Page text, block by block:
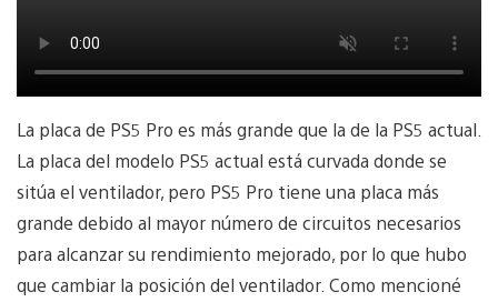
La placa de PS5 Pro es más grande que la de la PS5 actual.
La placa del modelo PS5 actual está curvada donde se
sitúa el ventilador, pero PS5 Pro tiene una placa más
grande debido al mayor número de circuitos necesarios
para alcanzar su rendimiento mejorado, por lo que hubo
que cambiar la posición del ventilador. Como mencioné